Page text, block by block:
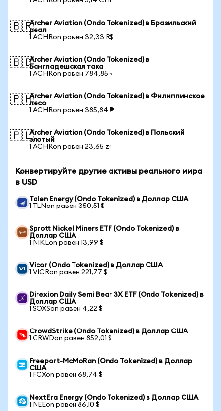
🇧🇷Archer Aviation (Ondo Tokenized) в Бразильский
реал
1 ACHRon равен 32,33 R$
🇧🇩Archer Aviation (Ondo Tokenized) в
Бангладешская така
1 ACHRon равен 784,85 ৳
🇵🇭Archer Aviation (Ondo Tokenized) в Филиппинское
песо
1 ACHRon равен 385,84 ₱
🇵🇱Archer Aviation (Ondo Tokenized) в Польский
злотый
1 ACHRon равен 23,65 zł
Конвертируйте другие активы реального мира
в USD
Talen Energy (Ondo Tokenized) в Доллар США
1 TLNon равен 350,51 $
Sprott Nickel Miners ETF (Ondo Tokenized) в
Доллар США
1 NIKLon равен 13,99 $
Vicor (Ondo Tokenized) в Доллар США
1 VICRon равен 221,77 $
Direxion Daily Semi Bear 3X ETF (Ondo Tokenized) в
Доллар США
1 SOXSon равен 4,22 $
CrowdStrike (Ondo Tokenized) в Доллар США
1 CRWDon равен 852,01 $
Freeport-McMoRan (Ondo Tokenized) в Доллар
США
1 FCXon равен 68,74 $
NextEra Energy (Ondo Tokenized) в Доллар США
1 NEEon равен 86,10 $